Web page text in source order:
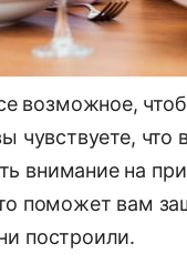
возможное,
чувствуете,
внимание на
поможет вам
построили.